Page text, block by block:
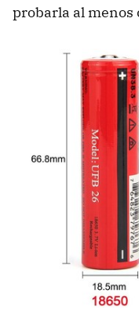
probarla al menos